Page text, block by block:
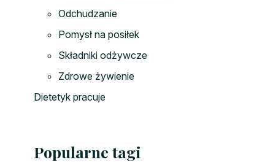
Odchudzanie
Pomysł na posiłek
Składniki odżywcze
Zdrowe żywienie
Dietetyk pracuje
Popularne tagi